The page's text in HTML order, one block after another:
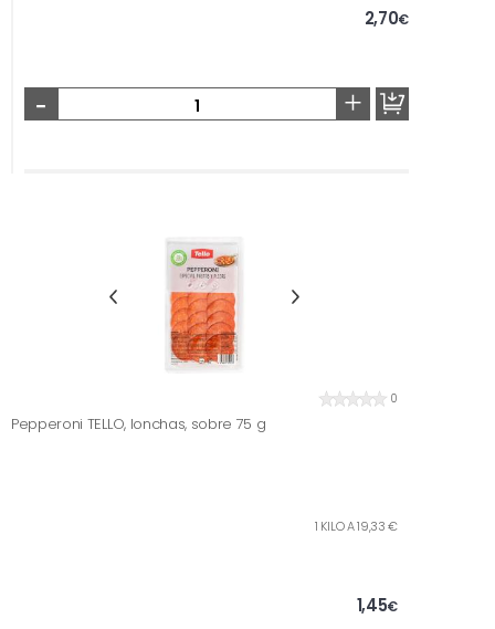
2,70€
- +
0
Pepperoni TELLO, lonchas, sobre 75 g
1 KILO A 19,33 €
1,45€